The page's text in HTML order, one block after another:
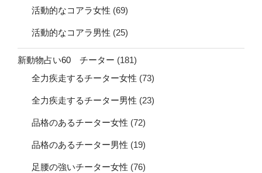
活動的なコアラ女性 (69)
活動的なコアラ男性 (25)
新動物占い60 チーター (181)
全力疾走するチーター女性 (73)
全力疾走するチーター男性 (23)
品格のあるチーター女性 (72)
品格のあるチーター男性 (19)
足腰の強いチーター女性 (76)